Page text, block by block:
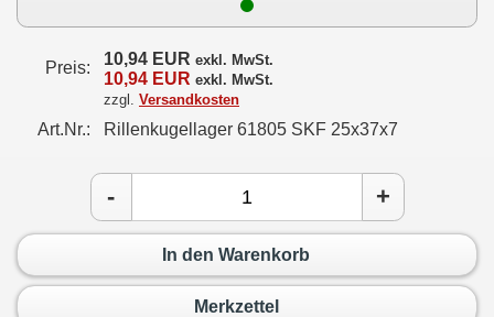
Preis: 10,94 EUR exkl. MwSt.
10,94 EUR exkl. MwSt.
zzgl. Versandkosten
Art.Nr.: Rillenkugellager 61805 SKF 25x37x7
- +
In den Warenkorb
Merkzettel